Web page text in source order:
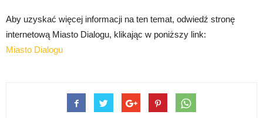
Aby uzyskać więcej informacji na ten temat, odwiedź stronę
internetową Miasto Dialogu, klikając w poniższy link:
Miasto Dialogu